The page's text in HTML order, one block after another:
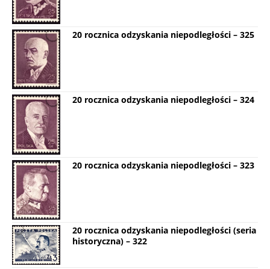
20 rocznica odzyskania niepodległości – 325
20 rocznica odzyskania niepodległości – 324
20 rocznica odzyskania niepodległości – 323
20 rocznica odzyskania niepodległości (seria
historyczna) – 322